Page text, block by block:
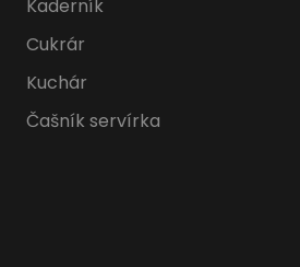
Kaderník
Cukrár
Kuchár
Čašník servírka